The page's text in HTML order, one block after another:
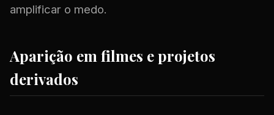
amplificar o medo.
Aparição em filmes e projetos
derivados